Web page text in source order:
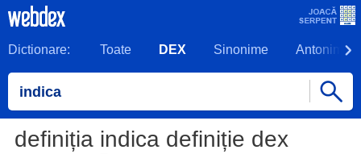
Dictionare: Toate DEX Sinonime Antonime
definiția indica definiție dex